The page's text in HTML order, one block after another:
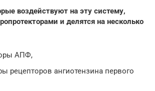
воздействуют на эту систему,
и делятся на несколько
АПФ,
рецепторов ангиотензина первого